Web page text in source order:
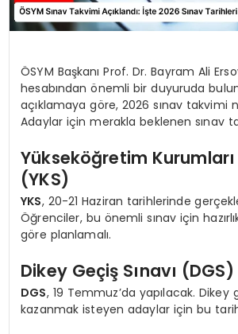
ÖSYM Başkanı Prof. Dr. Bayram Ali
hesabından önemli bir duyuruda
açıklamaya göre, 2026 sınav takvimi
Adaylar için merakla beklenen sınav
Yükseköğretim Kurumları
(YKS)
YKS, 20-21 Haziran tarihlerinde
Öğrenciler, bu önemli sınav için
göre planlamalı.
Dikey Geçiş Sınavı (DGS)
DGS, 19 Temmuz’da yapılacak. Dikey
kazanmak isteyen adaylar için bu